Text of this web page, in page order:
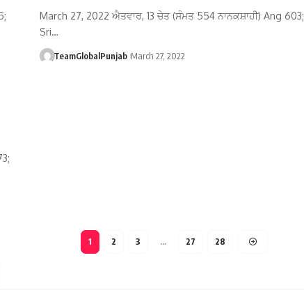
March 27, 2022 ਐਤਵਾਰ, 13 ਚੇਤ (ਸੰਮਤ 554 ਨਾਨਕਸ਼ਾਹੀ) Ang 603;
Sri…
TeamGlobalPunjab March 27, 2022
1 2 3 … 27 28